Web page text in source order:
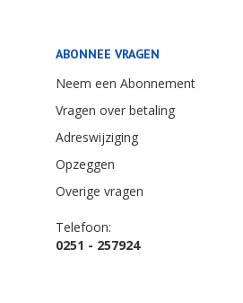
ABONNEE VRAGEN
Neem een Abonnement
Vragen over betaling
Adreswijziging
Opzeggen
Overige vragen
Telefoon:
0251 - 257924